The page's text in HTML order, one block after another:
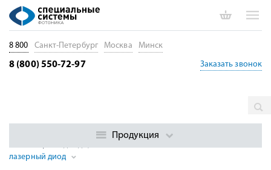
Лазерные диоды с распределенной обратной связью (DFB)
лазерный диод
8 800 Санкт-Петербург Москва Минск
8 (800) 550-72-97 Заказать звонок
Продукция